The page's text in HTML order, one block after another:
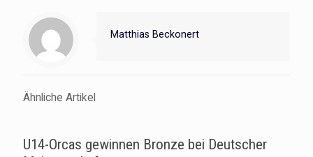
Matthias Beckonert
Ähnliche Artikel
U14-Orcas gewinnen Bronze bei Deutscher